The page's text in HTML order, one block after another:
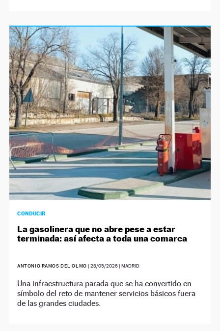
CONDUCIR
La gasolinera que no abre pese a estar
terminada: así afecta a toda una comarca
ANTONIO RAMOS DEL OLMO | 28/05/2026| MADRID
Una infraestructura parada que se ha convertido en
símbolo del reto de mantener servicios básicos fuera
de las grandes ciudades.